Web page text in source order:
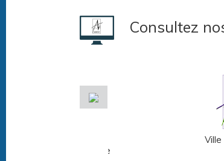
Consultez
Léger - André Mare